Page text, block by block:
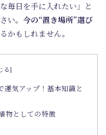
毎日を手に入れたい」と
い。 今の“置き場所”選び
かもしれません。
運気アップ！基本知識と
物としての特徴